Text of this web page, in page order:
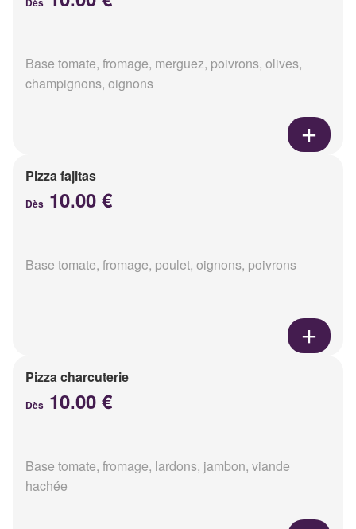
Base tomate, fromage, merguez, poivrons, olives,
champignons, oignons
Pizza fajitas
Dès 10.00 €
Base tomate, fromage, poulet, oignons, poivrons
Pizza charcuterie
Dès 10.00 €
Base tomate, fromage, lardons, jambon, viande
hachée